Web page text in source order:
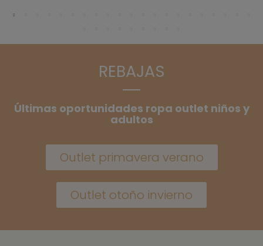
REBAJAS
Últimas oportunidades ropa outlet niños y
adultos
Outlet primavera verano
Outlet otoño invierno